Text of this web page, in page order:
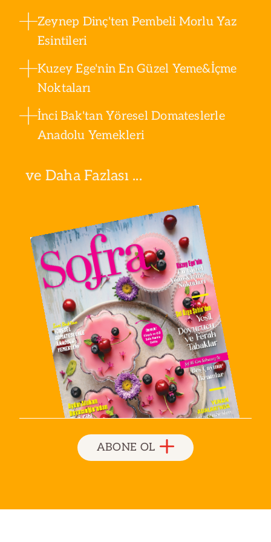
Zeynep Dinç'ten Pembeli Morlu Yaz
Esintileri
Kuzey Ege'nin En Güzel Yeme&İçme
Noktaları
İnci Bak'tan Yöresel Domateslerle
Anadolu Yemekleri
ve Daha Fazlası ...
ABONE OL